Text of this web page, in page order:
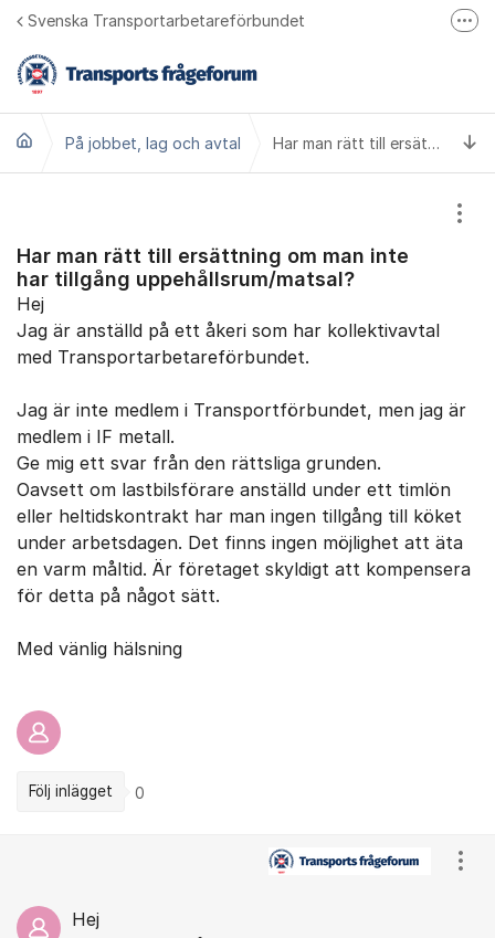
Hoppa till innehåll
Svenska Transportarbetareförbundet
Transport på Facebook
På jobbet, lag och avtal Har man rätt till ersättning om man inte har tillgång uppehållsrum/matsal?
Har man rätt till ersättning om man inte
har tillgång uppehållsrum/matsal?
Hej
Jag är anställd på ett åkeri som har kollektivavtal
med Transportarbetareförbundet.
Jag är inte medlem i Transportförbundet, men jag är
medlem i IF metall.
Ge mig ett svar från den rättsliga grunden.
Oavsett om lastbilsförare anställd under ett timlön
eller heltidskontrakt har man ingen tillgång till köket
under arbetsdagen. Det finns ingen möjlighet att äta
en varm måltid. Är företaget skyldigt att kompensera
för detta på något sätt.
Med vänlig hälsning
Följ inlägget 0
Hej